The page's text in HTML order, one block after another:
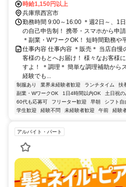
北口南東口徒歩約3分、連絡バス 西宮
時給1,150円以上
兵庫県西宮市
勤務時間 9:00～16:00 ＊週2日～、1
の自己申告制！ 携帯・スマホから申
＊副業・WワークOK！ 短時間勤務や
仕事内容 仕事内容 ＊販売＊ 当店自慢
客様のもとへお届け！ 様々なお客様
すよ！ ＊調理＊ 簡単な調理補助から
経験でも...
制服あり 業界未経験者歓迎 ランチタイム 扶
副業・WワークOK
1日4時間以内OK 土日祝
60代も応募可
フリーター歓迎 早朝 シフト自
学生歓迎
経験不問 未経験者歓迎 午前 経験
アルバイト・パート